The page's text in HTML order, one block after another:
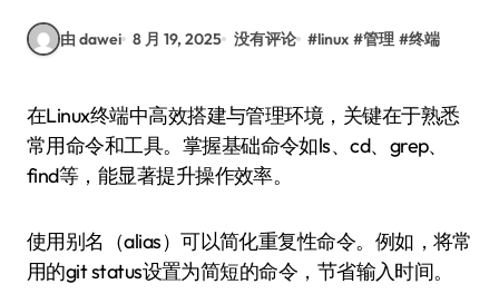
由 dawei 8 月 19, 2025 没有评论 #linux #管理 #终端
在Linux终端中高效搭建与管理环境，关键在于熟悉
常用命令和工具。掌握基础命令如ls、cd、grep、
find等，能显著提升操作效率。
使用别名（alias）可以简化重复性命令。例如，将常
用的git status设置为简短的命令，节省输入时间。